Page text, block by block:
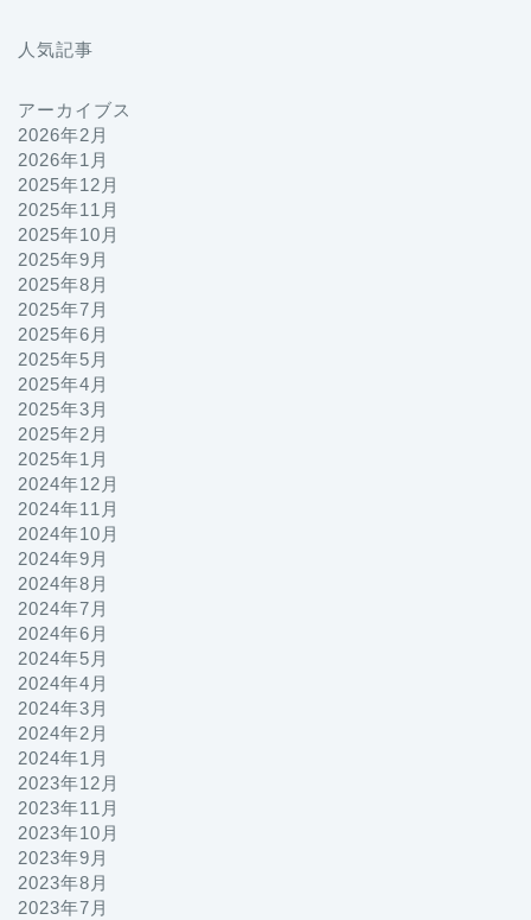
人気記事
アーカイブス
2026年2月
2026年1月
2025年12月
2025年11月
2025年10月
2025年9月
2025年8月
2025年7月
2025年6月
2025年5月
2025年4月
2025年3月
2025年2月
2025年1月
2024年12月
2024年11月
2024年10月
2024年9月
2024年8月
2024年7月
2024年6月
2024年5月
2024年4月
2024年3月
2024年2月
2024年1月
2023年12月
2023年11月
2023年10月
2023年9月
2023年8月
2023年7月